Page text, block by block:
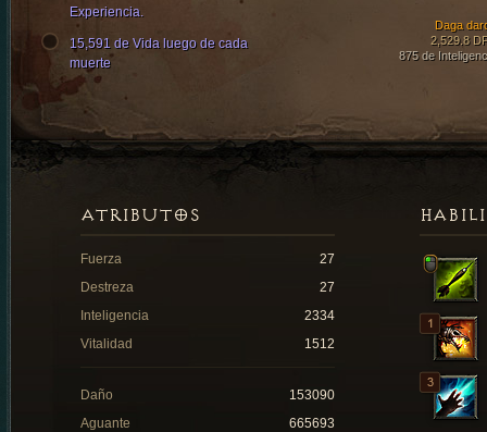
Daga
2,529.8
875 de
Experiencia.
15,591 de Vida luego de cada
muerte
ATRIBUTOS
Fuerza
27
Destreza
27
Inteligencia
2334
Vitalidad
1512
Daño
153090
Aguante
665693